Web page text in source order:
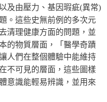
及由壓力、基因瑕疵(異常)
。這些史無前例的多次元
清理健康方面的問題，並
的物質層面，「醫學奇蹟
人們在整個體驗中能維持
不可見的層面，這些圖樣
意識能輕易辨識，並用來